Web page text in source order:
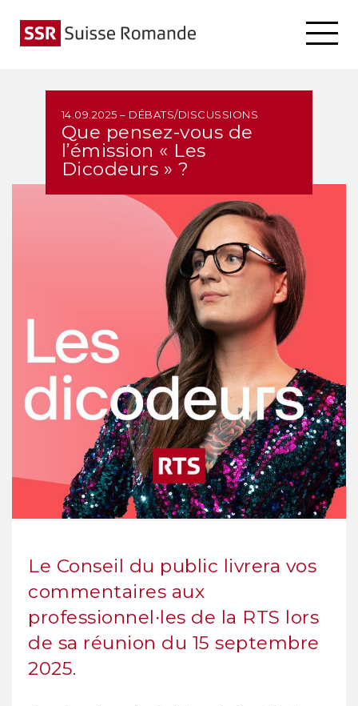
14.09.2025 – DÉBATS/DISCUSSIONS
Que pensez-vous de
l’émission « Les
Dicodeurs » ?
Le Conseil du public livrera vos
commentaires aux
professionnel∙les de la RTS lors
de sa réunion du 15 septembre
2025.